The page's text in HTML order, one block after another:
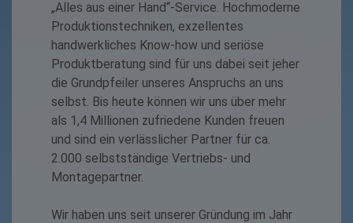
„Alles aus einer Hand“-Service. Hochmoderne
Produktionstechniken, exzellentes
handwerkliches Know-how und seriöse
Produktberatung sind für uns dabei seit jeher
die Grundpfeiler unseres Anspruchs an uns
selbst. Bis heute können wir uns über mehr
als 1,4 Millionen zufriedene Kunden freuen
und sind ein verlässlicher Partner für ca.
2.000 selbstständige Vertriebs- und
Montagepartner.
Wir haben uns seit unserer Gründung im Jahr